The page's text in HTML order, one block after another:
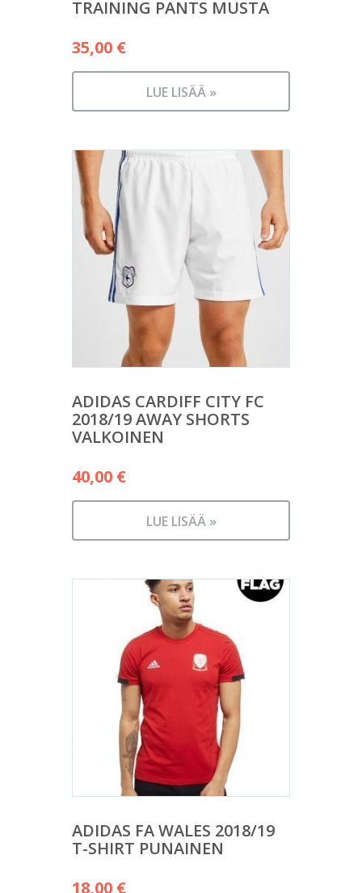
TRAINING PANTS MUSTA
35,00 €
LUE LISÄÄ »
ADIDAS CARDIFF CITY FC
2018/19 AWAY SHORTS
VALKOINEN
40,00 €
LUE LISÄÄ »
ADIDAS FA WALES 2018/19
T-SHIRT PUNAINEN
18,00 €